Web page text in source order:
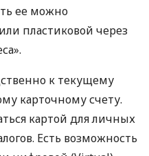
ее можно
пластиковой через
к текущему
карточному счету.
картой для личных
Есть возможность